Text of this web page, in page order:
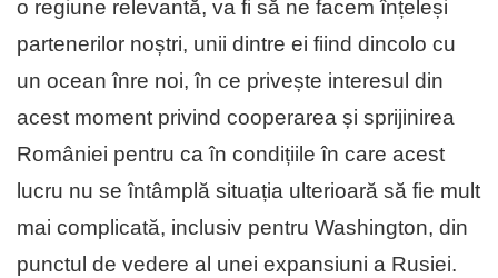
o regiune relevantă, va fi să ne facem înțeleși
partenerilor noștri, unii dintre ei fiind dincolo cu
un ocean înre noi, în ce privește interesul din
acest moment privind cooperarea și sprijinirea
României pentru ca în condițiile în care acest
lucru nu se întâmplă situația ulterioară să fie mult
mai complicată, inclusiv pentru Washington, din
punctul de vedere al unei expansiuni a Rusiei.